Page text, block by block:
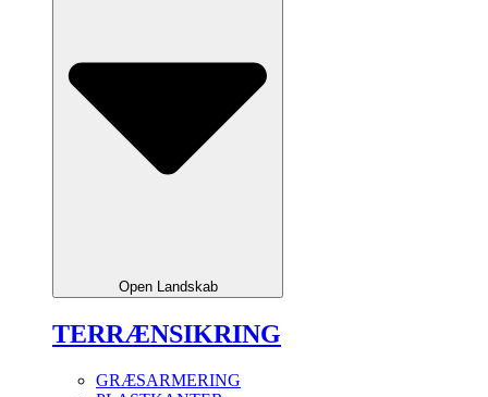
Open Landskab
TERRÆNSIKRING
GRÆSARMERING